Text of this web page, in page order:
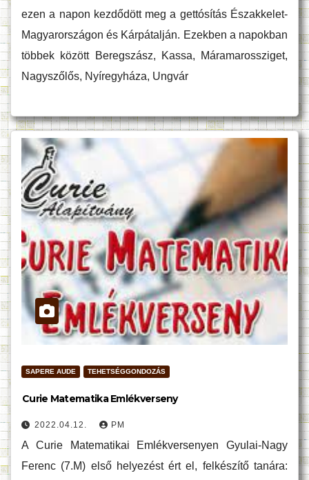
ezen a napon kezdődött meg a gettósítás Északkelet-
Magyarországon és Kárpátalján. Ezekben a napokban
többek között Beregszász, Kassa, Máramarossziget,
Nagyszőlős, Nyíregyháza, Ungvár
SAPERE AUDE TEHETSÉGGONDOZÁS
Curie Matematika Emlékverseny
2022.04.12. PM
A Curie Matematikai Emlékversenyen Gyulai-Nagy
Ferenc (7.M) első helyezést ért el, felkészítő tanára: